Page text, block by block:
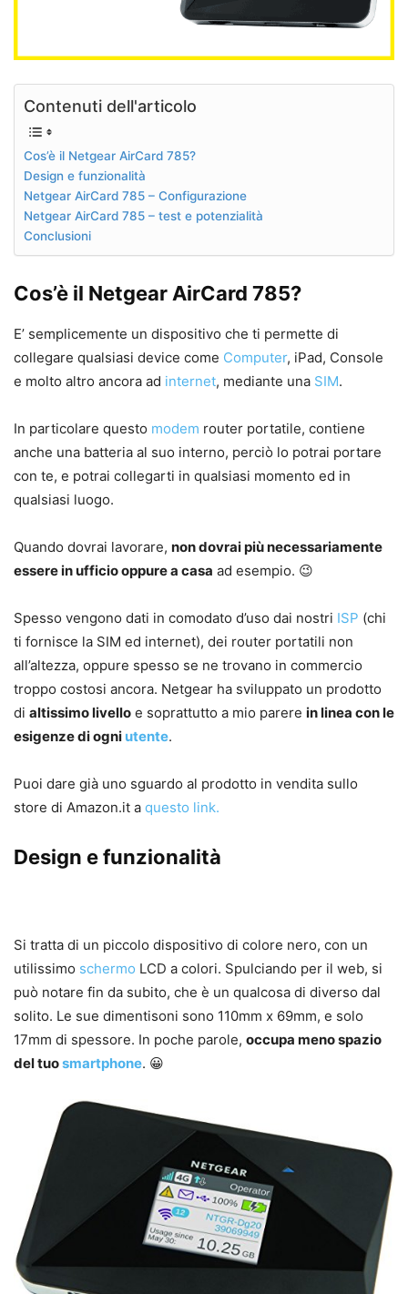
Contenuti dell'articolo
Cos’è il Netgear AirCard 785?
Design e funzionalità
Netgear AirCard 785 – Configurazione
Netgear AirCard 785 – test e potenzialità
Conclusioni
Cos’è il Netgear AirCard 785?
E’ semplicemente un dispositivo che ti permette di
collegare qualsiasi device come Computer, iPad, Console
e molto altro ancora ad internet, mediante una SIM.
In particolare questo modem router portatile, contiene
anche una batteria al suo interno, perciò lo potrai portare
con te, e potrai collegarti in qualsiasi momento ed in
qualsiasi luogo.
Quando dovrai lavorare, non dovrai più necessariamente
essere in ufficio oppure a casa ad esempio. 😉
Spesso vengono dati in comodato d’uso dai nostri ISP (chi
ti fornisce la SIM ed internet), dei router portatili non
all’altezza, oppure spesso se ne trovano in commercio
troppo costosi ancora. Netgear ha sviluppato un prodotto
di altissimo livello e soprattutto a mio parere in linea con le
esigenze di ogni utente.
Puoi dare già uno sguardo al prodotto in vendita sullo
store di Amazon.it a questo link.
Design e funzionalità
Si tratta di un piccolo dispositivo di colore nero, con un
utilissimo schermo LCD a colori. Spulciando per il web, si
può notare fin da subito, che è un qualcosa di diverso dal
solito. Le sue dimentisoni sono 110mm x 69mm, e solo
17mm di spessore. In poche parole, occupa meno spazio
del tuosmartphone. 😀